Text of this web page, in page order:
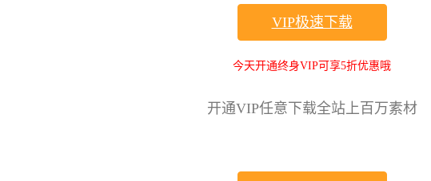
VIP极速下载
今天开通终身VIP可享5折优惠哦
开通VIP任意下载全站上百万素材